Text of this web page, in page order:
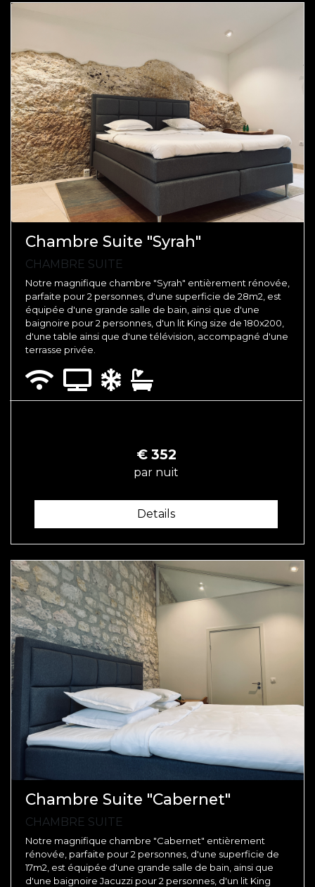
Chambre Suite "Syrah"
CHAMBRE SUITE
Notre magnifique chambre "Syrah" entièrement rénovée,
parfaite pour 2 personnes, d'une superficie de 28m2, est
équipée d'une grande salle de bain, ainsi que d'une
baignoire pour 2 personnes, d'un lit King size de 180x200,
d'une table ainsi que d'une télévision, accompagné d'une
terrasse privée.
€ 352
par nuit
Details
Chambre Suite "Cabernet"
CHAMBRE SUITE
Notre magnifique chambre "Cabernet" entièrement
rénovée, parfaite pour 2 personnes, d'une superficie de
17m2, est équipée d'une grande salle de bain, ainsi que
d'une baignoire Jacuzzi pour 2 personnes, d'un lit King